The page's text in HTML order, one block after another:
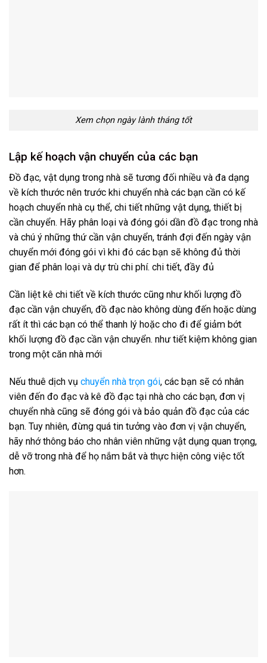
Xem chọn ngày lành tháng tốt
Lập kế hoạch vận chuyển của các bạn
Đồ đạc, vật dụng trong nhà sẽ tương đối nhiều và đa dạng
về kích thước nên trước khi chuyển nhà các bạn cần có kế
hoạch chuyển nhà cụ thể, chi tiết những vật dụng, thiết bị
cần chuyển. Hãy phân loại và đóng gói dần đồ đạc trong nhà
và chú ý những thứ cần vận chuyển, tránh đợi đến ngày vận
chuyển mới đóng gói vì khi đó các bạn sẽ không đủ thời
gian để phân loại và dự trù chi phí. chi tiết, đầy đủ
Cần liệt kê chi tiết về kích thước cũng như khối lượng đồ
đạc cần vận chuyển, đồ đạc nào không dùng đến hoặc dùng
rất ít thì các bạn có thể thanh lý hoặc cho đi để giảm bớt
khối lượng đồ đạc cần vận chuyển. như tiết kiệm không gian
trong một căn nhà mới
Nếu thuê dịch vụ chuyển nhà trọn gói, các bạn sẽ có nhân
viên đến đo đạc và kê đồ đạc tại nhà cho các bạn, đơn vị
chuyển nhà cũng sẽ đóng gói và bảo quản đồ đạc của các
bạn. Tuy nhiên, đừng quá tin tưởng vào đơn vị vận chuyển,
hãy nhớ thông báo cho nhân viên những vật dụng quan trọng,
dễ vỡ trong nhà để họ nắm bắt và thực hiện công việc tốt
hơn.